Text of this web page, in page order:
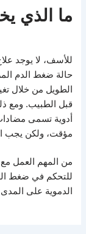
ما الذي
للأسف، لا يوجد
حالة ضغط الدم
الطويل من خلال
قبل الطبيب. ومع
أدوية تسمى
مؤقت، ولكن يجب
من المهم العمل مع
للتحكم في ضغط
الدموية على